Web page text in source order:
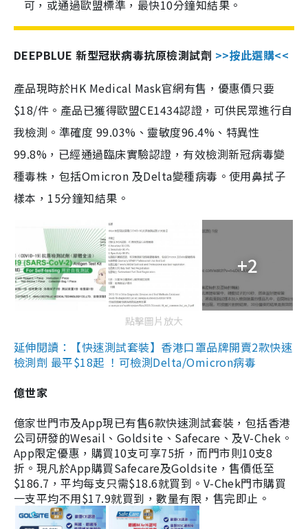
可，或通過歐盟標準，最快10分鐘知結果。
DEEPBLUE 新型冠狀病毒抗原檢測試劑 >>按此選購<<
產品現時於HK Medical Mask官網有售，優惠價只要
$18/件。產品已獲得歐盟CE1434認證，可供民眾進行自
我檢測。準確度 99.03%、靈敏度96.4%、特異性
99.8%，已經通過臨床實驗認證，有效檢測新冠病毒變
種毒株，包括Omicron 及Delta變種病毒。使用鼻拭子
樣本，15分鐘知結果。
+2
點擊圖片放大
延伸閱讀：【快速測試套裝】香港口罩品牌開賣2款快速
檢測劑 最平$18起 ！可檢測Delta/Omicron病毒
億世家
億家世門市及App現已有售6款快速測試套裝，包括香港
公司研發的Wesail、Goldsite、Safecare、及V-Chek。
App限定優惠，購買10支可享75折，而門市則10支8
折。現凡於App購買Safecare及Goldsite，售價低至
$186.7，平均每支只需$18.6就買到。V-Chek門市購買
一支平均不用$17.9就買到，數量有限，售完即止。